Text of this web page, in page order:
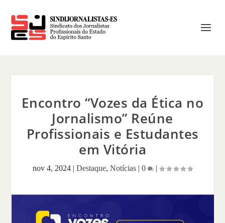
Encontro “Vozes da Ética no
Jornalismo” Reúne
Profissionais e Estudantes
em Vitória
nov 4, 2024 | Destaque, Notícias | 0 |